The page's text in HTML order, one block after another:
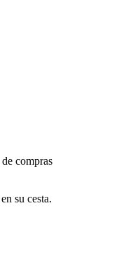
compras
su cesta.